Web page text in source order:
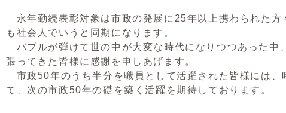
永年勤続表彰対象は市政の発展に25年以上携わられた
も社会人でいうと同期になります。
バブルが弾けて世の中が大変な時代になりつつあった中
張ってきた皆様に感謝を申しあげます。
市政50年のうち半分を職員として活躍された皆様には、
て、次の市政50年の礎を築く活躍を期待しております。